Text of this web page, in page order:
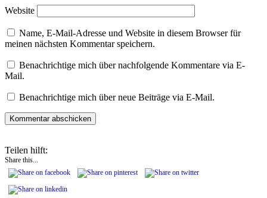
Website
Name, E-Mail-Adresse und Website in diesem Browser für
meinen nächsten Kommentar speichern.
Benachrichtige mich über nachfolgende Kommentare via E-
Mail.
Benachrichtige mich über neue Beiträge via E-Mail.
Teilen hilft:
Share this...